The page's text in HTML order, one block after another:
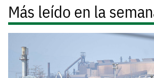
Más leído en la